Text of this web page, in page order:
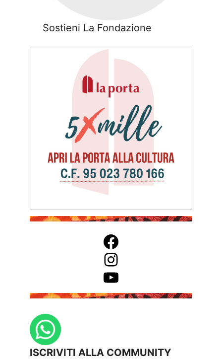
Sostieni La Fondazione
Facebook
Instagram
YouTube
ISCRIVITI ALLA COMMUNITY